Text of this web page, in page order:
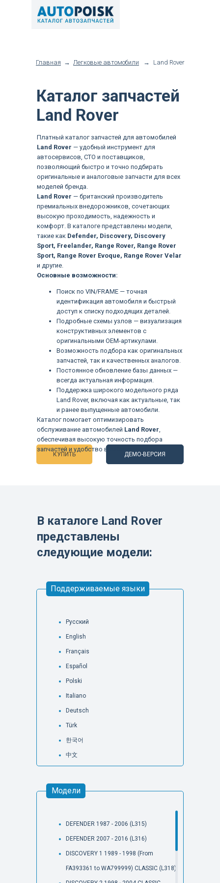
Главная Легковые автомобили
→ → Land Rover
КУПИТЬ ДЕМО-ВЕРСИЯ
Платный каталог запчастей для автомобилей
Land Rover — удобный инструмент для
автосервисов, СТО и поставщиков,
позволяющий быстро и точно подбирать
оригинальные и аналоговые запчасти для всех
моделей бренда.
Land Rover — британский производитель
премиальных внедорожников, сочетающих
высокую проходимость, надежность и
комфорт. В каталоге представлены модели,
такие как Defender, Discovery, Discovery
Sport, Freelander, Range Rover, Range Rover
Sport, Range Rover Evoque, Range Rover Velar
и другие.
Основные возможности:
Поиск по VIN/FRAME — точная
идентификация автомобиля и быстрый
доступ к списку подходящих деталей.
Подробные схемы узлов — визуализация
конструктивных элементов с
оригинальными OEM-артикулами.
Возможность подбора как оригинальных
запчастей, так и качественных аналогов.
Постоянное обновление базы данных —
всегда актуальная информация.
Поддержка широкого модельного ряда
Land Rover, включая как актуальные, так
и ранее выпущенные автомобили.
Каталог помогает оптимизировать
обслуживание автомобилей Land Rover,
обеспечивая высокую точность подбора
запчастей и удобство в работе.
Каталог запчастей
Land Rover
В каталоге Land Rover
представлены
следующие модели:
Русский
English
Français
Español
Polski
Italiano
Deutsch
Türk
한국어
中文
DEFENDER 1987 - 2006 (L315)
DEFENDER 2007 - 2016 (L316)
DISCOVERY 1 1989 - 1998 (From
FA393361 to WA799999) CLASSIC (L318)
Модели
Языки
Поддерживаемые языки